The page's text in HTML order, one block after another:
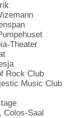
Theater
Rock Club
Music Club
Colos-Saal